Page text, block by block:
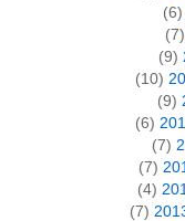
(6)
(7)
(9)
(10)
(9)
(6)
(7)
(7)
(4)
(7)